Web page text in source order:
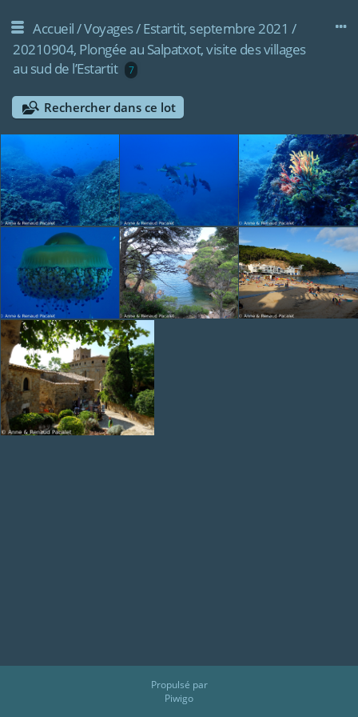
Accueil/Voyages/Estartit, septembre 2021 /
20210904, Plongée au Salpatxot, visite des villages
au sud de l’Estartit
7
Rechercher dans ce lot
Propulsé par
Piwigo